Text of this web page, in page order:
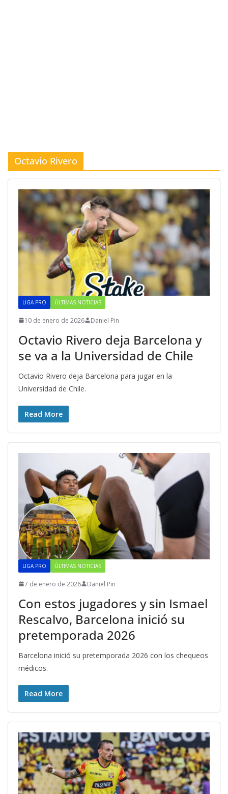
Octavio Rivero
LIGA PRO ÚLTIMAS NOTICIAS
10 de enero de 2026 Daniel Pin
Octavio Rivero deja Barcelona y
se va a la Universidad de Chile
Octavio Rivero deja Barcelona para jugar en la
Universidad de Chile.
Read More
LIGA PRO ÚLTIMAS NOTICIAS
7 de enero de 2026 Daniel Pin
Con estos jugadores y sin Ismael
Rescalvo, Barcelona inició su
pretemporada 2026
Barcelona inició su pretemporada 2026 con los chequeos
médicos.
Read More